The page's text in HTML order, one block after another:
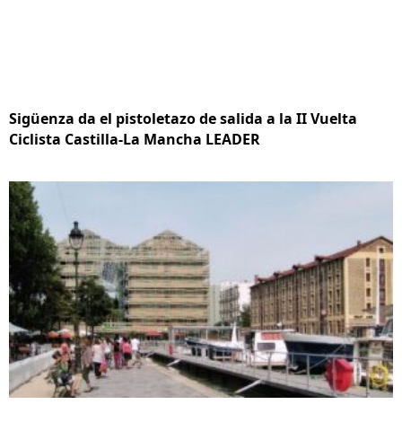
Sigüenza da el pistoletazo de salida a la II Vuelta
Ciclista Castilla-La Mancha LEADER